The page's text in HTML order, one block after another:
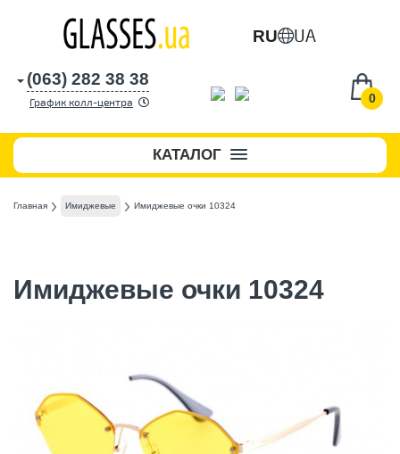
RU UA
0
(063) 282 38 38
График колл-центра
КАТАЛОГ
Главная Имиджевые Имиджевые очки 10324
Имиджевые очки 10324